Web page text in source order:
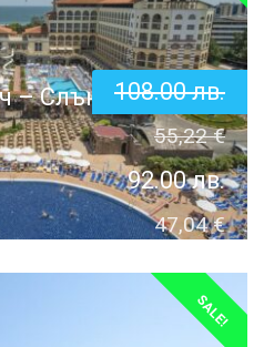
– Слънчев бряг
108.00лв.
55,22€
92.00лв.
47,04€
SALE!